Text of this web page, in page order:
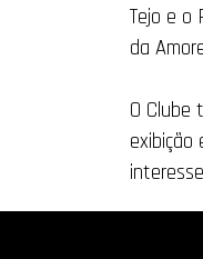
Tejo e o
da
O Clube
exibição